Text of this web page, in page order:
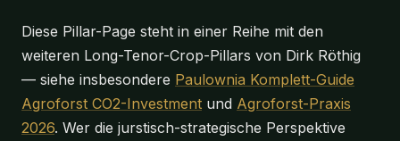
Diese Pillar-Page steht in einer Reihe mit den
weiteren Long-Tenor-Crop-Pillars von Dirk Röthig
— siehe insbesondere Paulownia Komplett-Guide
Agroforst CO2-Investment und Agroforst-Praxis
2026. Wer die jurstisch-strategische Perspektive